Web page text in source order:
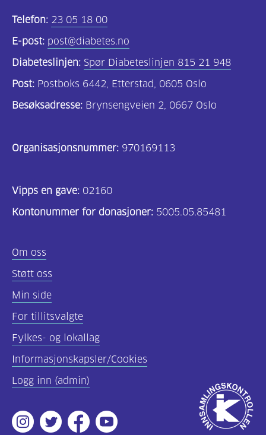
Telefon: 23 05 18 00
E-post: post@diabetes.no
Diabeteslinjen: Spør Diabeteslinjen 815 21 948
Post: Postboks 6442, Etterstad, 0605 Oslo
Besøksadresse: Brynsengveien 2, 0667 Oslo
Organisasjonsnummer: 970169113
Vipps en gave: 02160
Kontonummer for donasjoner: 5005.05.85481
Om oss
Støtt oss
Min side
For tillitsvalgte
Fylkes- og lokallag
Informasjonskapsler/Cookies
Logg inn (admin)
Instagram
TwitterFacebookYoutube
Godkjent
av